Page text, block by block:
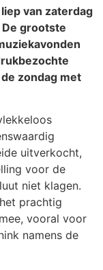
van zaterdag
grootste
zondag met
uitverkocht,
voor de
niet klagen.
prachtig
vooral voor
namens de